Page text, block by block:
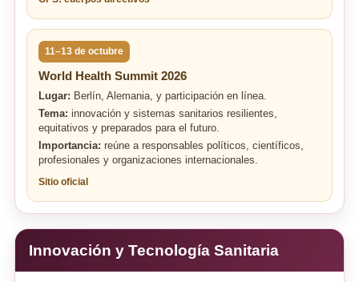
11–13 de octubre
World Health Summit 2026
Lugar: Berlín, Alemania, y participación en línea.
Tema: innovación y sistemas sanitarios resilientes,
equitativos y preparados para el futuro.
Importancia: reúne a responsables políticos, científicos,
profesionales y organizaciones internacionales.
Sitio oficial
Innovación y Tecnología Sanitaria